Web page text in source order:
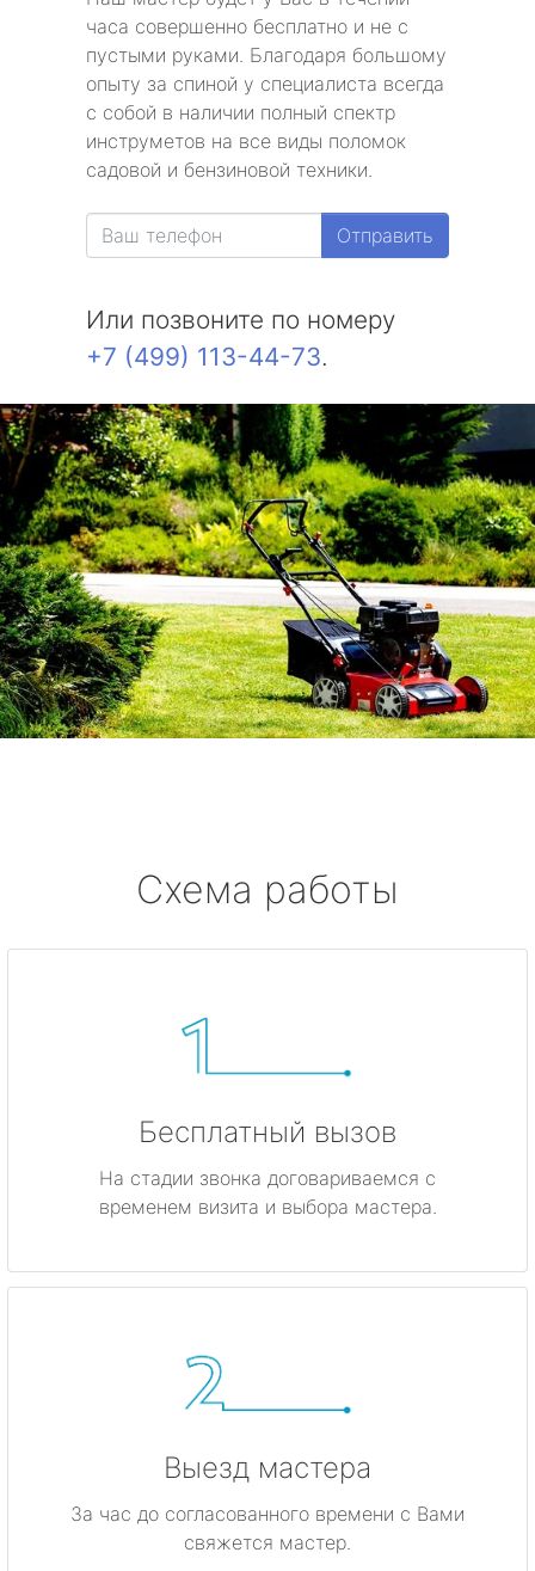
часа совершенно бесплатно и не с
пустыми руками. Благодаря большому
опыту за спиной у специалиста всегда
с собой в наличии полный спектр
инструметов на все виды поломок
садовой и бензиновой техники.
Отправить
Или позвоните по номеру
+7 (499) 113-44-73.
Схема работы
Бесплатный вызов
На стадии звонка договариваемся с
временем визита и выбора мастера.
Выезд мастера
За час до согласованного времени с Вами
свяжется мастер.